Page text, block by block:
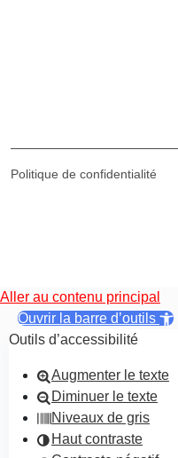
Politique de confidentialité
Aller au contenu principal
Ouvrir la barre d’outils
Outils d’accessibilité
Augmenter le texte
Diminuer le texte
Niveaux de gris
Haut contraste